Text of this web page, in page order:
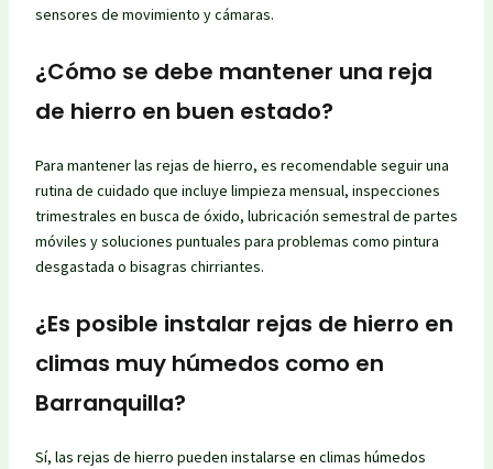
sensores de movimiento y cámaras.
¿Cómo se debe mantener una reja
de hierro en buen estado?
Para mantener las rejas de hierro, es recomendable seguir una
rutina de cuidado que incluye limpieza mensual, inspecciones
trimestrales en busca de óxido, lubricación semestral de partes
móviles y soluciones puntuales para problemas como pintura
desgastada o bisagras chirriantes.
¿Es posible instalar rejas de hierro en
climas muy húmedos como en
Barranquilla?
Sí, las rejas de hierro pueden instalarse en climas húmedos